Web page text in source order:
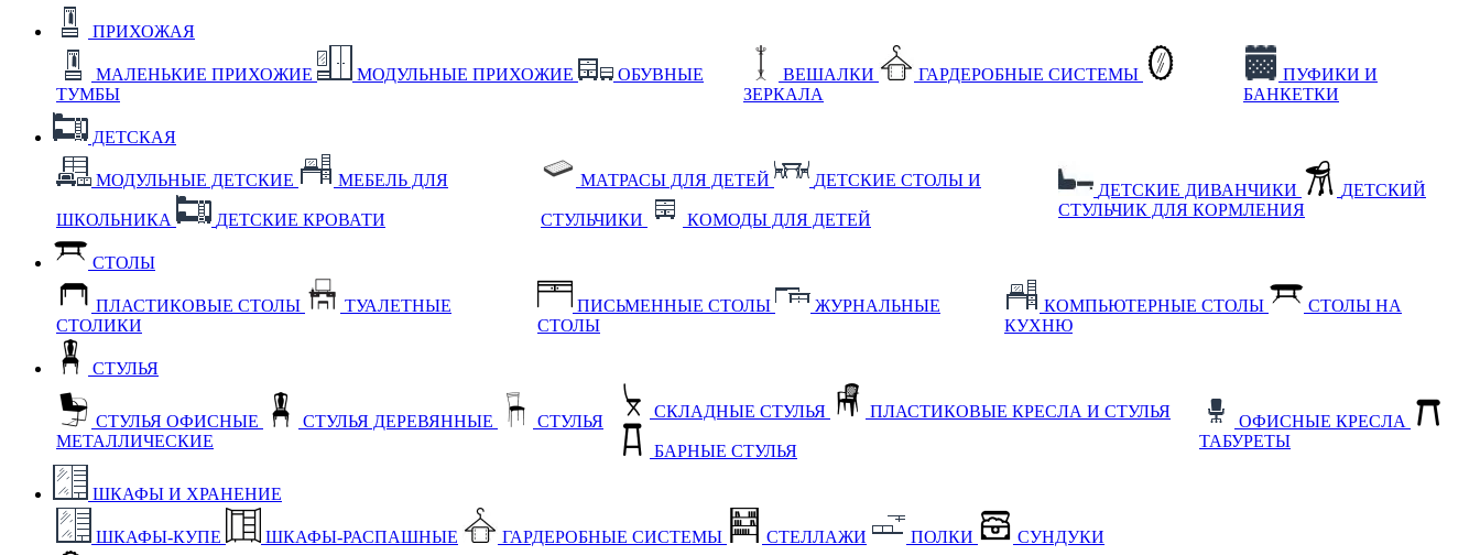
ПРИХОЖАЯ
МАЛЕНЬКИЕ ПРИХОЖИЕ МОДУЛЬНЫЕ ПРИХОЖИЕ
ОБУВНЫЕ
ТУМБЫ
ВЕШАЛКИ
ГАРДЕРОБНЫЕ СИСТЕМЫ
ЗЕРКАЛА
ПУФИКИ И
БАНКЕТКИ
ДЕТСКАЯ
МОДУЛЬНЫЕ ДЕТСКИЕ МЕБЕЛЬ ДЛЯ
ШКОЛЬНИКА ДЕТСКИЕ КРОВАТИ
МАТРАСЫ ДЛЯ ДЕТЕЙ ДЕТСКИЕ СТОЛЫ И
СТУЛЬЧИКИ КОМОДЫ ДЛЯ ДЕТЕЙ
ДЕТСКИЕ ДИВАНЧИКИ
ДЕТСКИЙ
СТУЛЬЧИК ДЛЯ КОРМЛЕНИЯ
СТОЛЫ
ПЛАСТИКОВЫЕ СТОЛЫ
ТУАЛЕТНЫЕ
СТОЛИКИ
ПИСЬМЕННЫЕ СТОЛЫ
ЖУРНАЛЬНЫЕ
СТОЛЫ
КОМПЬЮТЕРНЫЕ СТОЛЫ
СТОЛЫ НА
КУХНЮ
СТУЛЬЯ
СТУЛЬЯ ОФИСНЫЕ СТУЛЬЯ ДЕРЕВЯННЫЕ
СТУЛЬЯ
МЕТАЛЛИЧЕСКИЕ
СКЛАДНЫЕ СТУЛЬЯ ПЛАСТИКОВЫЕ КРЕСЛА И СТУЛЬЯ
БАРНЫЕ СТУЛЬЯ
ОФИСНЫЕ КРЕСЛА
ТАБУРЕТЫ
ШКАФЫ И ХРАНЕНИЕ
ШКАФЫ-КУПЕ ШКАФЫ-РАСПАШНЫЕ ГАРДЕРОБНЫЕ СИСТЕМЫ СТЕЛЛАЖИ ПОЛКИ СУНДУКИ